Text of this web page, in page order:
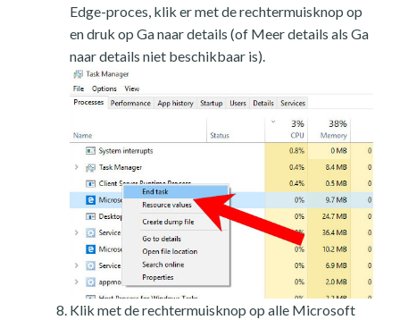
Edge-proces, klik er met de rechtermuisknop op
en druk op Ga naar details (of Meer details als Ga
naar details niet beschikbaar is).
Klik met de rechtermuisknop op alle Microsoft